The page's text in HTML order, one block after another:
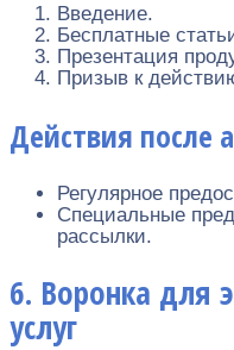
Введение.
Бесплатные
Презентация
Призыв к
Действия после
Регулярное
Специальные
рассылки.
6. Воронка для
услуг